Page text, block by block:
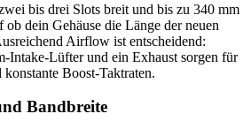
bis drei Slots breit und bis zu 340 mm
dein Gehäuse die Länge der neuen
Airflow ist entscheidend:
Intake-Lüfter und ein Exhaust sorgen für
Boost-Taktraten.
Bandbreite